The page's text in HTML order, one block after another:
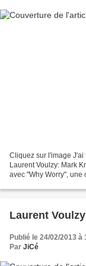
Cliquez sur l'image J'ai
Laurent Voulzy: Mark
avec "Why Worry",
Laurent
Publié le 24/02/2013 à
Par JiCé